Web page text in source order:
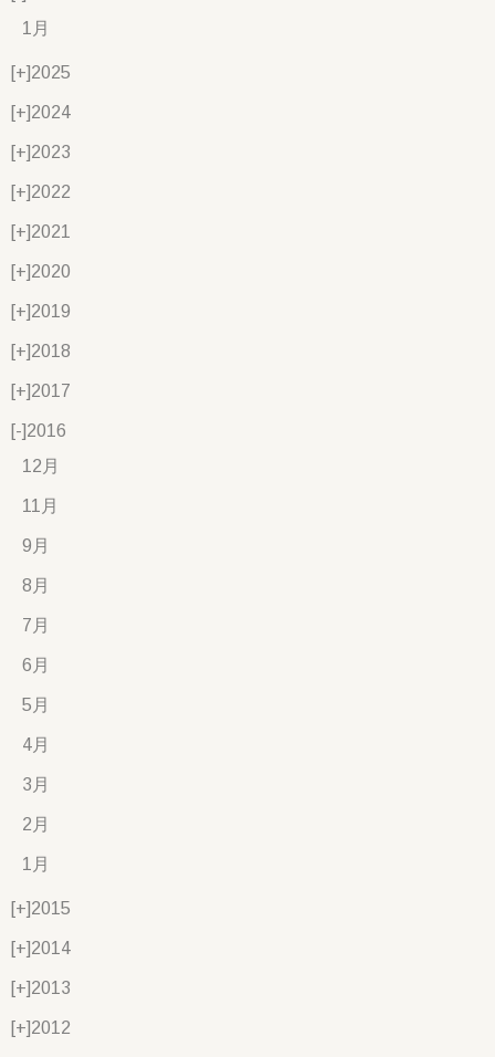
1月
[+]2025
[+]2024
[+]2023
[+]2022
[+]2021
[+]2020
[+]2019
[+]2018
[+]2017
[-]2016
12月
11月
9月
8月
7月
6月
5月
4月
3月
2月
1月
[+]2015
[+]2014
[+]2013
[+]2012